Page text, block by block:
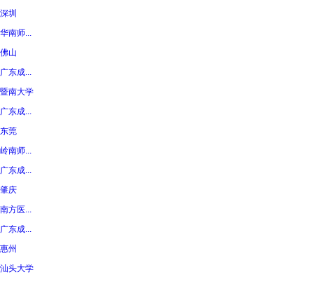
深圳
华南师...
佛山
广东成...
暨南大学
广东成...
东莞
岭南师...
广东成...
肇庆
南方医...
广东成...
惠州
汕头大学